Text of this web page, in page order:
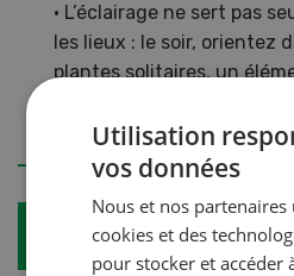
• L’éclairage ne sert pas
les lieux : le soir, orientez
plantes solitaires, un
l’obscurité en un joli jardin.
Le saviez-vous ?
Utilisation
vos données
Nous et nos
cookies et des
pour stocker et accéder